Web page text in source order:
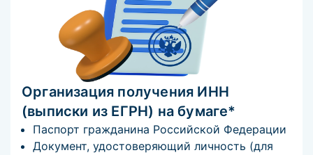
Организация получения ИНН
(выписки из ЕГРН) на бумаге*
Паспорт гражданина Российской Федерации
Документ, удостоверяющий личность (для